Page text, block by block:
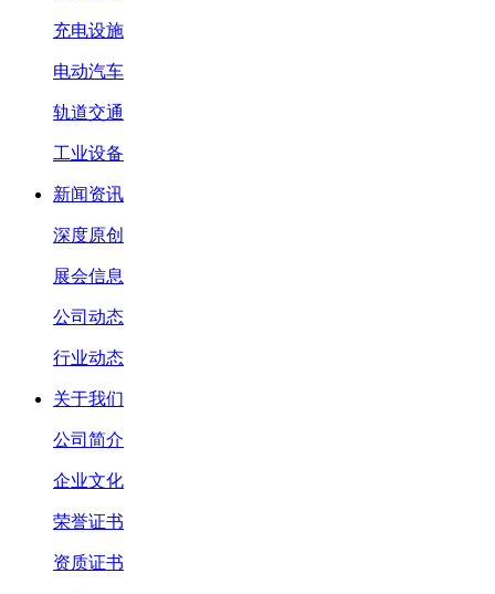
充电设施
电动汽车
轨道交通
工业设备
新闻资讯
深度原创
展会信息
公司动态
行业动态
关于我们
公司简介
企业文化
荣誉证书
资质证书